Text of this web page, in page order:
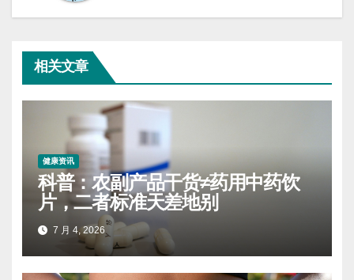
相关文章
健康资讯
科普：农副产品干货≠药用中药饮
片，二者标准天差地别
7 月 4, 2026